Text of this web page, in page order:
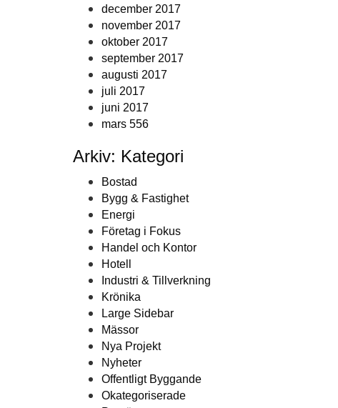
december 2017
november 2017
oktober 2017
september 2017
augusti 2017
juli 2017
juni 2017
mars 556
Arkiv: Kategori
Bostad
Bygg & Fastighet
Energi
Företag i Fokus
Handel och Kontor
Hotell
Industri & Tillverkning
Krönika
Large Sidebar
Mässor
Nya Projekt
Nyheter
Offentligt Byggande
Okategoriserade